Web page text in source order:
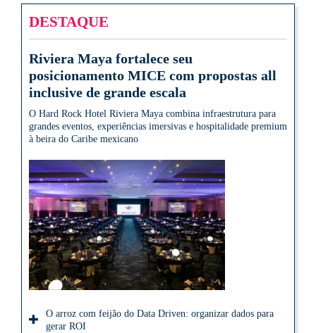
DESTAQUE
Riviera Maya fortalece seu
posicionamento MICE com propostas all
inclusive de grande escala
O Hard Rock Hotel Riviera Maya combina infraestrutura para
grandes eventos, experiências imersivas e hospitalidade premium
à beira do Caribe mexicano
O arroz com feijão do Data Driven: organizar dados para
gerar ROI